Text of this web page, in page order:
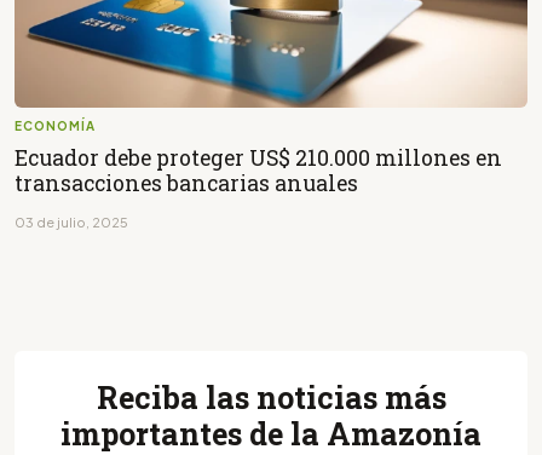
ECONOMÍA
Ecuador debe proteger US$ 210.000 millones en
transacciones bancarias anuales
03 de julio, 2025
Reciba las noticias más
importantes de la Amazonía